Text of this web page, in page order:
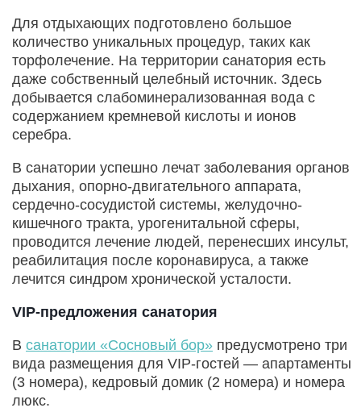
Для отдыхающих подготовлено большое
количество уникальных процедур, таких как
торфолечение. На территории санатория есть
даже собственный целебный источник. Здесь
добывается слабоминерализованная вода с
содержанием кремневой кислоты и ионов
серебра.
В санатории успешно лечат заболевания органов
дыхания, опорно-двигательного аппарата,
сердечно-сосудистой системы, желудочно-
кишечного тракта, урогенитальной сферы,
проводится лечение людей, перенесших инсульт,
реабилитация после коронавируса, а также
лечится синдром хронической усталости.
VIP-предложения санатория
В санатории «Сосновый бор» предусмотрено три
вида размещения для VIP-гостей — апартаменты
(3 номера), кедровый домик (2 номера) и номера
люкс.